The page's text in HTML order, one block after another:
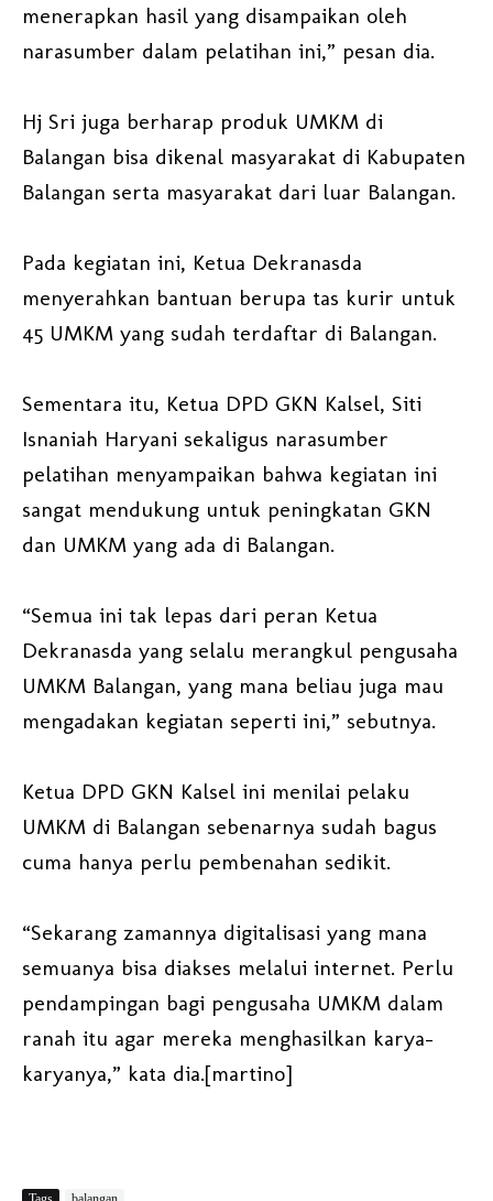
menerapkan hasil yang disampaikan oleh
narasumber dalam pelatihan ini,” pesan dia.
Hj Sri juga berharap produk UMKM di
Balangan bisa dikenal masyarakat di Kabupaten
Balangan serta masyarakat dari luar Balangan.
Pada kegiatan ini, Ketua Dekranasda
menyerahkan bantuan berupa tas kurir untuk
45 UMKM yang sudah terdaftar di Balangan.
Sementara itu, Ketua DPD GKN Kalsel, Siti
Isnaniah Haryani sekaligus narasumber
pelatihan menyampaikan bahwa kegiatan ini
sangat mendukung untuk peningkatan GKN
dan UMKM yang ada di Balangan.
“Semua ini tak lepas dari peran Ketua
Dekranasda yang selalu merangkul pengusaha
UMKM Balangan, yang mana beliau juga mau
mengadakan kegiatan seperti ini,” sebutnya.
Ketua DPD GKN Kalsel ini menilai pelaku
UMKM di Balangan sebenarnya sudah bagus
cuma hanya perlu pembenahan sedikit.
“Sekarang zamannya digitalisasi yang mana
semuanya bisa diakses melalui internet. Perlu
pendampingan bagi pengusaha UMKM dalam
ranah itu agar mereka menghasilkan karya-
karyanya,” kata dia.[martino]